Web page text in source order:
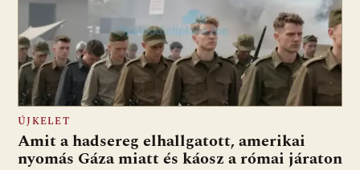
ÚJKELET
Amit a hadsereg elhallgatott, amerikai
nyomás Gáza miatt és káosz a római járaton